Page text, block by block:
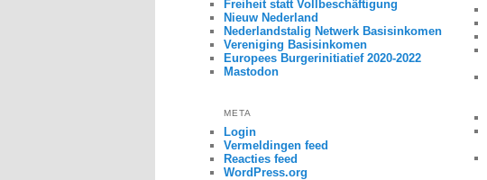
Freiheit statt Vollbeschäftigung
Nieuw Nederland
Nederlandstalig Netwerk Basisinkomen
Vereniging Basisinkomen
Europees Burgerinitiatief 2020-2022
Mastodon
META
Login
Vermeldingen feed
Reacties feed
WordPress.org